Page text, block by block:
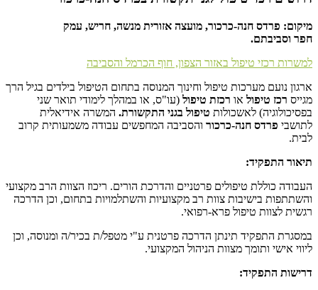
מיקום: פרדס חנה-כרכור, מועצה אזורית מנשה, חריש, עמק
חפר וסביבתם.
למשרות רכזי טיפול באזור הצפון, חוף הכרמל והסביבה
ארגון נועם מערכות טיפול וחינוך המנוסה בתחום הטיפול בילדים בגיל הרך
מגייס רכז טיפול או רכזת טיפול (עו"ס, או במהלך לימודי תואר שני
בפסיכולוגיה) לאשכולות טיפול בגני התקשורת. המשרה אידיאלית
לתושבי פרדס חנה-כרכור והסביבה המחפשים עבודה משמעותית קרוב
לבית.
תיאור התפקיד:
העבודה כוללת טיפולים פרטניים והדרכת הורים. ריכוז הצוות הרב מקצועי
והשתתפות בישיבות צוות רב מקצועיות והשתלמויות בתחום, וכן הדרכה
רגשית לצוות טיפול פרא-רפואי.
במסגרת התפקיד תינתן הדרכה פרטנית ע"י מטפל/ת בכיר/ה ומנוסה, וכן
ליווי אישי ותומך מצוות הניהול המקצועי.
דרישות התפקיד: